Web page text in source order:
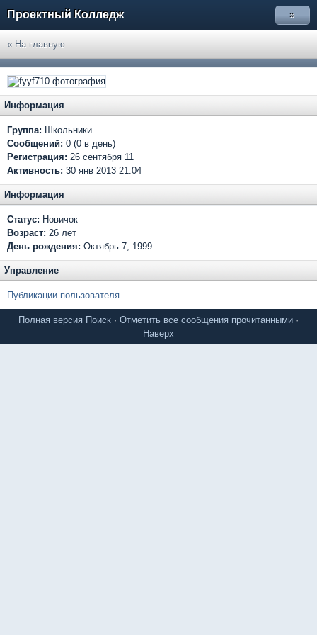
Проектный Колледж »
« На главную
Информация
Группа: Школьники
Сообщений: 0 (0 в день)
Регистрация: 26 сентября 11
Активность: 30 янв 2013 21:04
Информация
Статус: Новичок
Возраст: 26 лет
День рождения: Октябрь 7, 1999
Управление
Публикации пользователя
Полная версия Поиск · Отметить все сообщения прочитанными ·
Наверх